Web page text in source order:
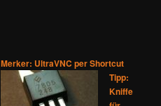
Merker: UltraVNC per Shortcut
Tipp:
Kniffe